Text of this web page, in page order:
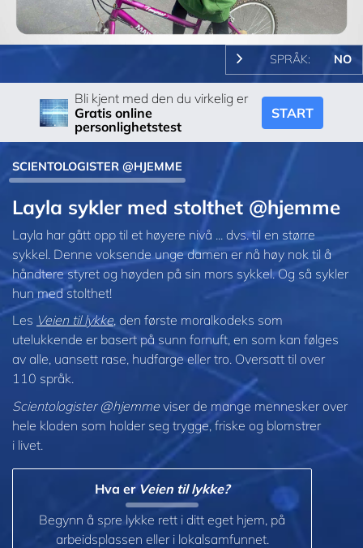
Video
SPRÅK: NO
Bli kjent med den du virkelig er
Gratis online
personlighetstest
START
SCIENTOLOGISTER @HJEMME
Layla sykler med stolthet @hjemme
Layla har gått opp til et høyere nivå ... dvs. til en større
sykkel. Denne voksende unge damen er nå høy nok til å
håndtere styret og høyden på sin mors sykkel. Og så sykler
hun med stolthet!
Les Veien til lykke, den første moralkodeks som
utelukkende er basert på sunn fornuft, en som kan følges
av alle, uansett rase, hudfarge eller tro. Oversatt til over
110 språk.
Scientologister @hjemme viser de mange mennesker over
hele kloden som holder seg trygge, friske og blomstrer
i livet.
Hva erVeien til lykke?
Begynn å spre lykke rett i ditt eget hjem, på
arbeidsplassen eller i lokalsamfunnet.